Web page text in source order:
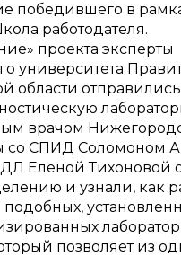
победившего в
работодателя.
проекта эксперты
университета
области
врачом
со СПИД Соломоном
Еленой Тихоновой
и узнали, как
позволяет из